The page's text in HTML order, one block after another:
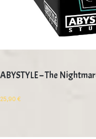
ABYSTYLE – The
25,90 €